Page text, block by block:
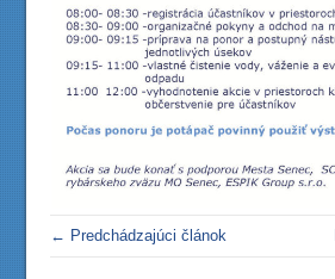
← Predchádzajúci článok